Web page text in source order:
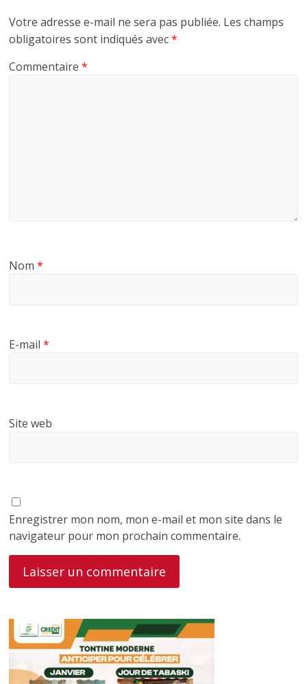
Votre adresse e-mail ne sera pas publiée. Les champs
obligatoires sont indiqués avec*
Commentaire*
Nom*
E-mail*
Site web
Enregistrer mon nom, mon e-mail et mon site dans le
navigateur pour mon prochain commentaire.